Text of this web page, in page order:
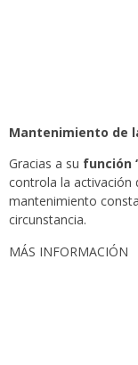
Mantenimiento de
Gracias a su función
controla la activación
mantenimiento
circunstancia.
MÁS INFORMACIÓN